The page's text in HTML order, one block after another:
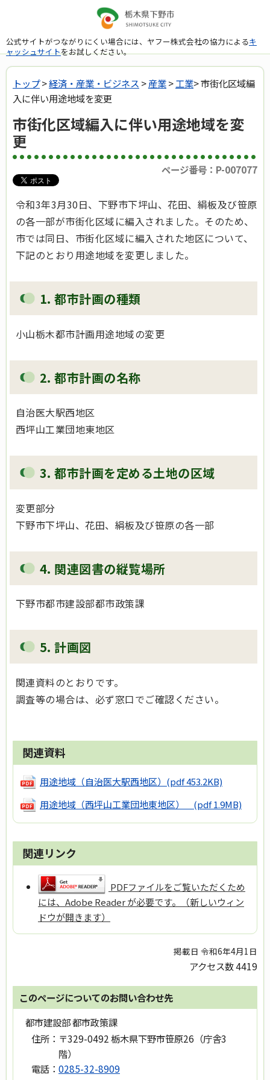
公式サイトがつながりにくい場合には、ヤフー株式会社の協力によるキ
ャッシュサイトをお試しください。
トップ>経済・産業・ビジネス >産業>工業> 市街化区域編
入に伴い用途地域を変更
市街化区域編入に伴い用途地域を変
更
ページ番号：P-007077
令和3年3月30日、下野市下坪山、花田、絹板及び笹原
の各一部が市街化区域に編入されました。そのため、
市では同日、市街化区域に編入された地区について、
下記のとおり用途地域を変更しました。
1. 都市計画の種類
小山栃木都市計画用途地域の変更
2. 都市計画の名称
自治医大駅西地区
西坪山工業団地東地区
3. 都市計画を定める土地の区域
変更部分
下野市下坪山、花田、絹板及び笹原の各一部
4. 関連図書の縦覧場所
下野市都市建設部都市政策課
5. 計画図
関連資料のとおりです。
調査等の場合は、必ず窓口でご確認ください。
関連資料
用途地域（自治医大駅西地区） (pdf 453.2KB)
用途地域（西坪山工業団地東地区） (pdf 1.9MB)
関連リンク
PDFファイルをご覧いただくため
には、Adobe Reader が必要です。（新しいウィン
ドウが開きます）
掲載日 令和6年4月1日
アクセス数4419
このページについてのお問い合わせ先
都市建設部 都市政策課
住所： 〒329-0492 栃木県下野市笹原26（庁舎3
階）
電話： 0285-32-8909